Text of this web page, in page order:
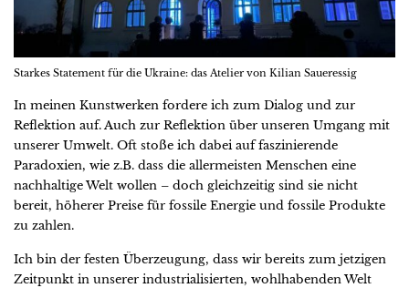
Starkes Statement für die Ukraine: das Atelier von Kilian Saueressig
In meinen Kunstwerken fordere ich zum Dialog und zur
Reflektion auf. Auch zur Reflektion über unseren Umgang mit
unserer Umwelt. Oft stoße ich dabei auf faszinierende
Paradoxien, wie z.B. dass die allermeisten Menschen eine
nachhaltige Welt wollen – doch gleichzeitig sind sie nicht
bereit, höherer Preise für fossile Energie und fossile Produkte
zu zahlen.
Ich bin der festen Überzeugung, dass wir bereits zum jetzigen
Zeitpunkt in unserer industrialisierten, wohlhabenden Welt